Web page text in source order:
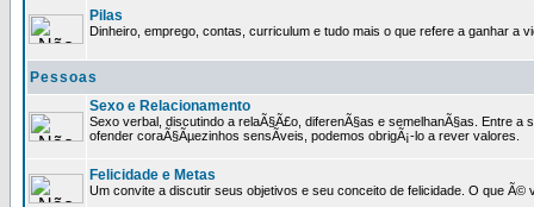
Pilas
Dinheiro, emprego, contas, curriculum e tudo mais o que refere a ganhar a
Pessoas
Sexo e Relacionamento
Sexo verbal, discutindo a relaÃ§Ã£o, diferenÃ§as e semelhanÃ§as. Entre a
ofender coraÃ§Ãµezinhos sensÃ­veis, podemos obrigÃ¡-lo a rever valores.
Felicidade e Metas
Um convite a discutir seus objetivos e seu conceito de felicidade. O que Ã©